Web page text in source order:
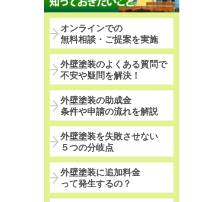
オンラインでの
無料相談・ご提案を実施
外壁塗装のよくある質問で
不安や疑問を解決！
外壁塗装の助成金
条件や申請の流れを解説
外壁塗装を失敗させない
５つの分岐点
外壁塗装に追加料金
って発生するの？